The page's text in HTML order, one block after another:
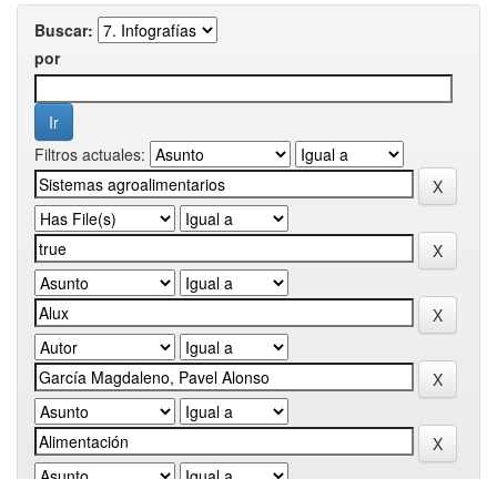
Buscar:
por
Filtros actuales: